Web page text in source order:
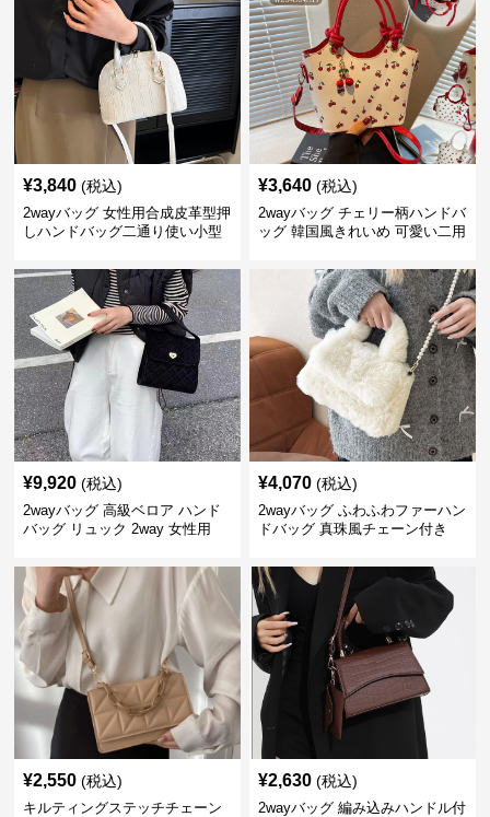
¥3,840 (税込)
2wayバッグ 女性用合成皮革型押
しハンドバッグ二通り使い小型
¥3,640 (税込)
2wayバッグ チェリー柄ハンドバ
ッグ 韓国風きれいめ 可愛い二用
¥9,920 (税込)
2wayバッグ 高級ベロア ハンド
バッグ リュック 2way 女性用
¥4,070 (税込)
2wayバッグ ふわふわファーハン
ドバッグ 真珠風チェーン付き
¥2,550 (税込)
キルティングステッチチェーン
¥2,630 (税込)
2wayバッグ 編み込みハンドル付